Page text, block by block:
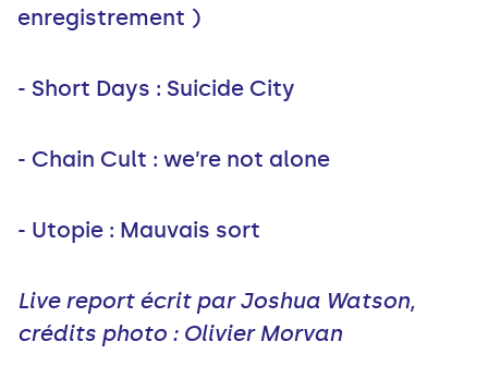
enregistrement )
- Short Days : Suicide City
- Chain Cult : we’re not alone
- Utopie : Mauvais sort
Live report écrit par Joshua Watson,
crédits photo : Olivier Morvan